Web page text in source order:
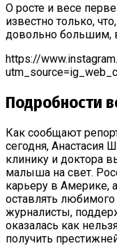
О росте и весе
известно только,
довольно большим,
https://
Подробности
Как сообщают
сегодня, Анастасия
клинику и доктора
малыша на свет.
карьеру в Америке,
оставлять
журналисты,
оказалась как
получить